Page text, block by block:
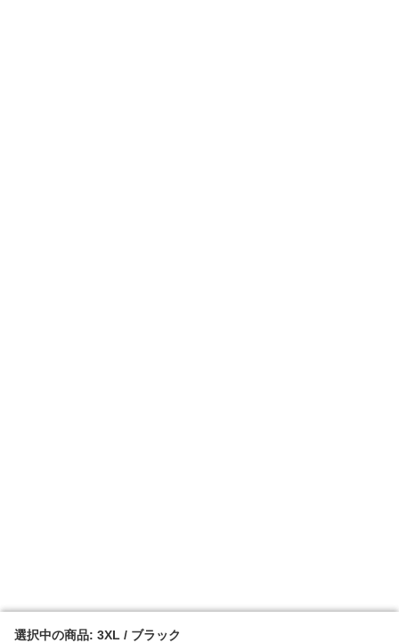
選択中の商品: 3XL / ブラック
選択中の商品: 3XL / ブラック